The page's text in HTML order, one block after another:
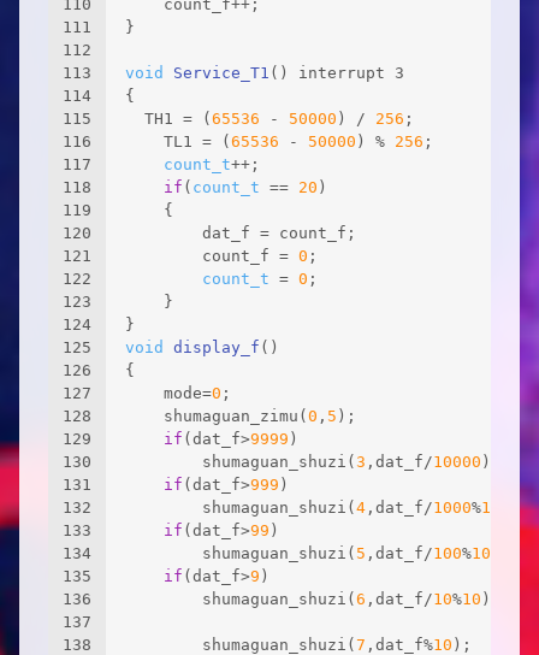
110
111
112
113
114
115
116
117
118
119
120
121
122
123
124
125
126
127
128
129
130
131
132
133
134
135
136
137
138
	count_f++;
}
void Service_T1 ()
interrupt 3
{
  TH1 = (
65536 - 50000 ) / 256 ;
	TL1 = (
65536 - 50000 ) % 256 ;
count_t++;
if ( count_t == 20 )
	{
		dat_f = count_f;
		count_f =
0 ;
count_t = 0 ;
	}
}
void
display_f ()
{
	mode=
0 ;
	shumaguan_zimu(
0 , 5 );
if (dat_f>9999 )
		shumaguan_shuzi(
3 ,dat_f/10000 );
if (dat_f>999 )
		shumaguan_shuzi(
4 ,dat_f/1000%10
if (dat_f>99 )
		shumaguan_shuzi(
5 ,dat_f/100%10
if (dat_f>9 )
		shumaguan_shuzi(
6 ,dat_f/10%10 );
		shumaguan_shuzi(
7 ,dat_f%10 );